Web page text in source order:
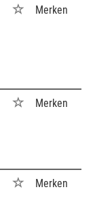
Merken
Merken
Merken